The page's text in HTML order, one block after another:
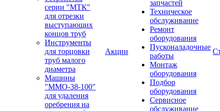
серии "МТК"
для отрезки
выступающих
концов труб
Инструменты
для торцовки
труб малого
диаметра
Машины
"ММО-38-100"
для удаления
оребрения на
Акции
запчастей
Техническое
обслуживание
Ремонт
оборудования
Пусконаладочные
работы
Монтаж
оборудования
Подбор
оборудования
Сервисное
обслуживание